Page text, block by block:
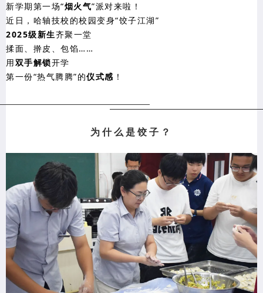
新学期第一场“烟火气”派对来啦！
近日，哈轴技校的校园变身“饺子江湖”
2025级新生齐聚一堂
揉面、擀皮、包馅……
用双手解锁开学
第一份“热气腾腾”的仪式感 ！
为什么是饺子？